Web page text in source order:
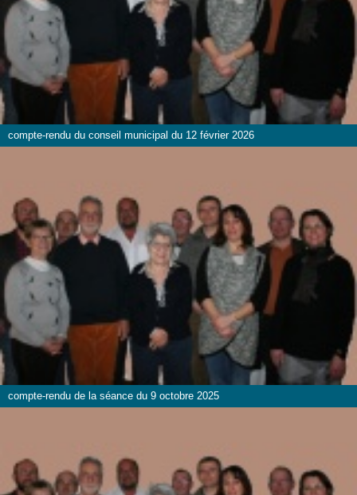
compte-rendu du conseil municipal du 12 février 2026
compte-rendu de la séance du 9 octobre 2025